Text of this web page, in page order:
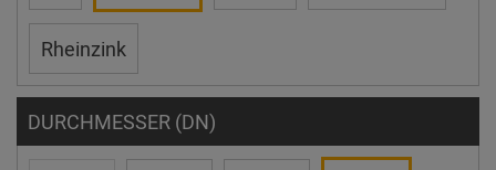
Rheinzink
DURCHMESSER (DN)